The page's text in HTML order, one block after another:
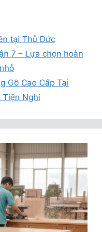
tại Thủ Đức
7 – Lựa chọn hoàn
Gỗ Cao Cấp Tại
Tiện Nghi